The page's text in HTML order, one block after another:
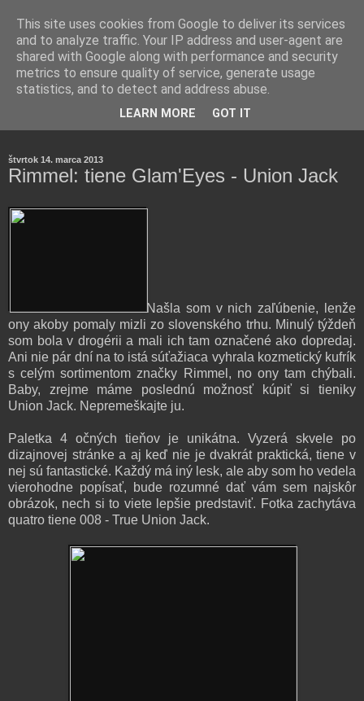
rozoberá témy o zdraví, živote a všetko možné.
štvrtok 14. marca 2013
Rimmel: tiene Glam'Eyes - Union Jack
Našla som v nich zaľúbenie, lenže
ony akoby pomaly mizli zo slovenského trhu. Minulý týždeň
som bola v drogérii a mali ich tam označené ako dopredaj.
Ani nie pár dní na to istá súťažiaca vyhrala kozmetický kufrík
s celým sortimentom značky Rimmel, no ony tam chýbali.
Baby, zrejme máme poslednú možnosť kúpiť si tieniky
Union Jack. Nepremeškajte ju.
Paletka 4 očných tieňov je unikátna. Vyzerá skvele po
dizajnovej stránke a aj keď nie je dvakrát praktická, tiene v
nej sú fantastické. Každý má iný lesk, ale aby som ho vedela
vierohodne popísať, bude rozumné dať vám sem najskôr
obrázok, nech si to viete lepšie predstaviť. Fotka zachytáva
quatro tiene 008 - True Union Jack.
This site uses cookies from Google to deliver its services
and to analyze traffic. Your IP address and user-agent are
shared with Google along with performance and security
metrics to ensure quality of service, generate usage
statistics, and to detect and address abuse.
LEARN MORE GOT IT